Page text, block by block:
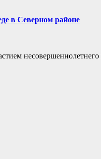
в Северном районе
несовершеннолетнего